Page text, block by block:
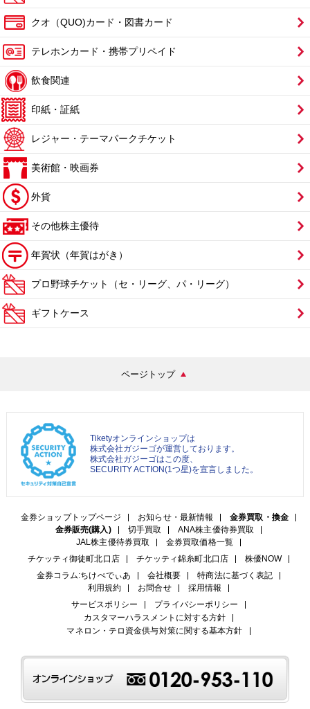
クオ（QUO)カード・図書カード
テレホンカード・携帯プリペイド
飲食関連
印紙・証紙
レジャー・テーマパークチケット
美術館・映画券
外貨
その他株主優待
年賀状（年賀はがき）
プロ野球チケット（セ・リーグ、パ・リーグ）
ギフトケース
ページトップ
Tiketyオンラインショップは
株式会社ガジーゴが運営しております。
株式会社ガジーゴはこの度、
SECURITY ACTION(1つ星)を宣言しました。
金券ショップトップページ お知らせ・最新情報
金券買取・換金
金券販売(購入)
切手買取
ANA株主優待券買取
JAL株主優待券買取
金券買取価格一覧
チケッティ御徒町北口店
チケッティ錦糸町北口店
株優NOW
金券コラム:ちけぺでぃあ
会社概要
特商法に基づく表記
利用規約
お問合せ
採用情報
サービスポリシー
プライバシーポリシー
カスタマーハラスメントに対する方針
マネロン・テロ資金供与対策に関する基本方針